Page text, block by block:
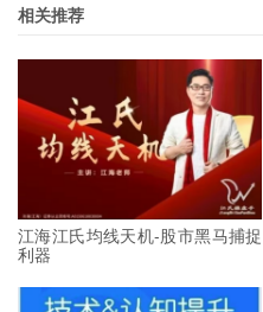
相关推荐
江海江氏均线天机-股市黑马捕捉
利器